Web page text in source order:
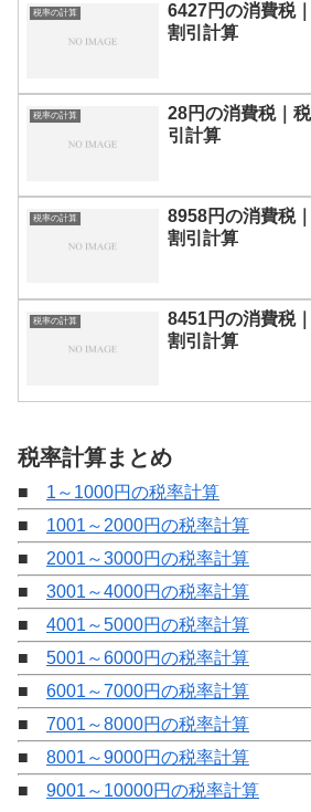
税率の計算
6427円の消費税
割引計算
税率の計算
28円の消費税｜
引計算
税率の計算
8958円の消費税
割引計算
税率の計算
8451円の消費税
割引計算
税率計算まとめ
■ 1～1000円の税率計算
■ 1001～2000円の税率計算
■ 2001～3000円の税率計算
■ 3001～4000円の税率計算
■ 4001～5000円の税率計算
■ 5001～6000円の税率計算
■ 6001～7000円の税率計算
■ 7001～8000円の税率計算
■ 8001～9000円の税率計算
■ 9001～10000円の税率計算